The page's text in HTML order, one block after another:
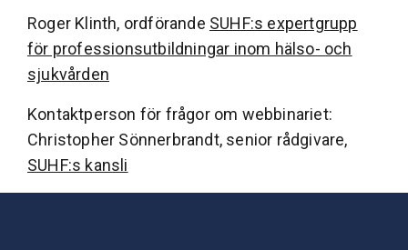
Roger Klinth, ordförande SUHF:s expertgrupp
för professionsutbildningar inom hälso- och
sjukvården
Kontaktperson för frågor om webbinariet:
Christopher Sönnerbrandt, senior rådgivare,
SUHF:s kansli